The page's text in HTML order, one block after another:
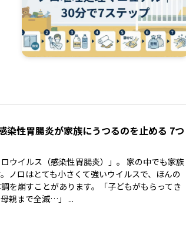
染性胃腸炎が家族にうつるのを止める 7つ
ウイルス（感染性胃腸炎）」。 家の中でも家族
ノロはとても小さくて強いウイルスで、ほんの
を崩すことがあります。「子どもがもらってき
親まで全滅…」 ...